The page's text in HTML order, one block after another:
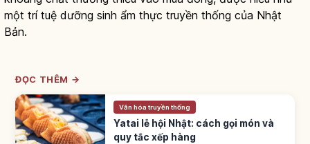
một trí tuệ dưỡng sinh ẩm thực truyền thống của Nhật
Bản.
ĐỌC THÊM →
Văn hóa truyền thống
Yatai lễ hội Nhật: cách gọi món và
quy tắc xếp hàng